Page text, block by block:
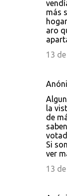
más
aro
13
la
de
Si
ver
13